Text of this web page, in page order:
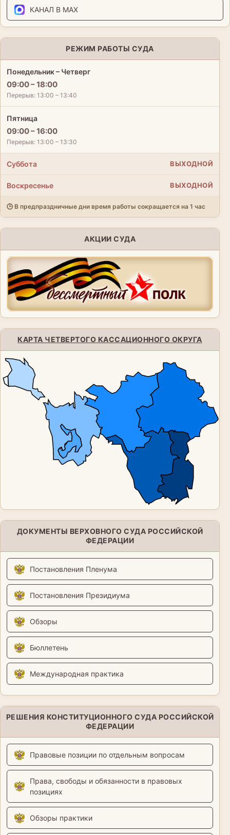
КАНАЛ В MAX
РЕЖИМ РАБОТЫ СУДА
Понедельник – Четверг
09:00 – 18:00
Перерыв: 13:00 – 13:40
Пятница
09:00 – 16:00
Перерыв: 13:00 – 13:30
Суббота ВЫХОДНОЙ
Воскресенье ВЫХОДНОЙ
🕒 В предпраздничные дни время работы сокращается на 1 час
АКЦИИ СУДА
КАРТА ЧЕТВЕРТОГО КАССАЦИОННОГО ОКРУГА
ДОКУМЕНТЫ ВЕРХОВНОГО СУДА РОССИЙСКОЙ
ФЕДЕРАЦИИ
Постановления Пленума
Постановления Президиума
Обзоры
Бюллетень
Международная практика
РЕШЕНИЯ КОНСТИТУЦИОННОГО СУДА РОССИЙСКОЙ
ФЕДЕРАЦИИ
Правовые позиции по отдельным вопросам
Права, свободы и обязанности в правовых
позициях
Обзоры практики